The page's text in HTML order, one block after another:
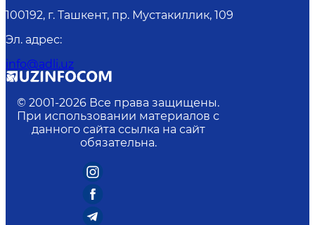
100192, г. Ташкент, пр. Мустакиллик, 109
Эл. адрес:
info@adli.uz
© 2001-2026 Все права защищены.
При использовании материалов с
данного сайта ссылка на сайт
обязательна.